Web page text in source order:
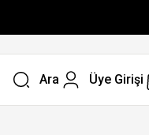
Ara Üye Girişi